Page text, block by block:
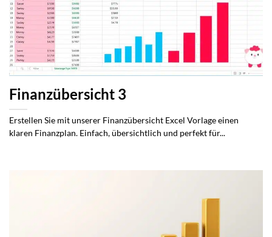
Finanzübersicht 3
Erstellen Sie mit unserer Finanzübersicht Excel Vorlage einen
klaren Finanzplan. Einfach, übersichtlich und perfekt für...